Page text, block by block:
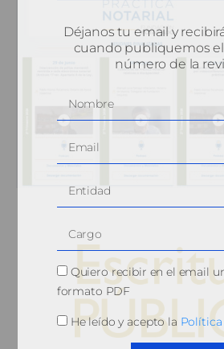
Déjanos tu email y
cuando publiquemos
número de la
Quiero recibir en el email
formato PDF
He leído y acepto la Política